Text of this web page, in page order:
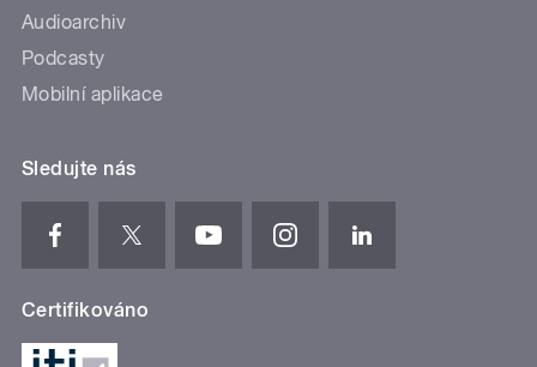
Audioarchiv
Podcasty
Mobilní aplikace
Sledujte nás
Certifikováno